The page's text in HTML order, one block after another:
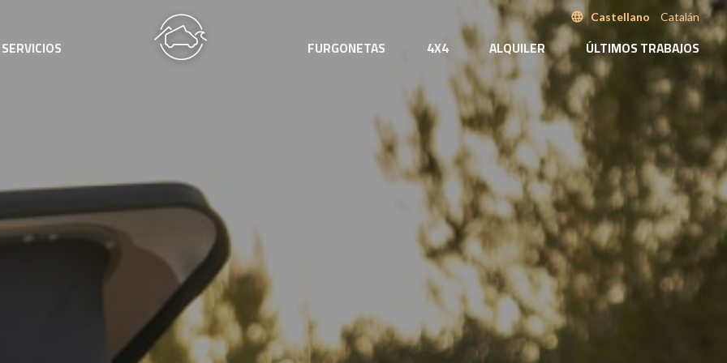
language Castellano Catalán
SERVICIOS FURGONETAS 4X4 ALQUILER ÚLTIMOS TRABAJOS